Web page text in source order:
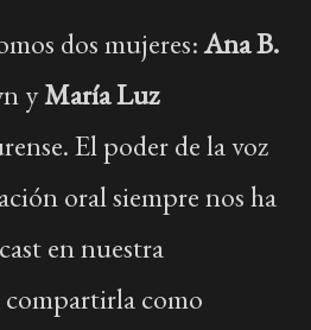
dos mujeres:Ana B.
yMaría Luz
El poder de la voz
oral siempre nos ha
en nuestra
como